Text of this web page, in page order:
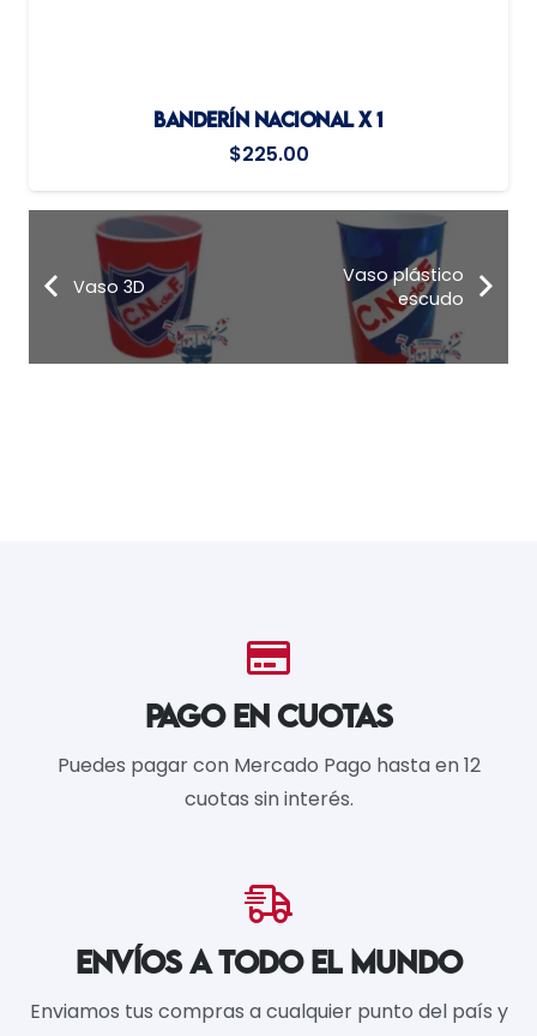
BANDERÍN NACIONAL X 1
$225.00
Vaso 3D
Vaso plástico
escudo
PAGO EN CUOTAS
Puedes pagar con Mercado Pago hasta en 12
cuotas sin interés.
ENVÍOS A TODO EL MUNDO
Enviamos tus compras a cualquier punto del país y